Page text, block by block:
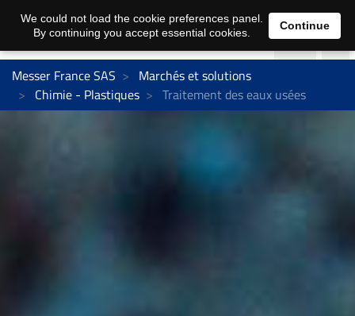
Messer France SAS
Marchés et solutions
Chimie - Plastiques
Traitement des eaux usées
We could not load the cookie preferences panel.
By continuing you accept essential cookies.
Continue